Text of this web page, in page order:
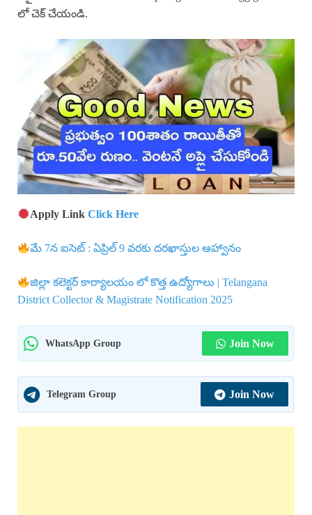
లో చెక్ చేయండి.
Apply LinkClick Here
మే 7న ఐసెట్ : ఏప్రిల్ 9 వరకు దరఖాస్తుల ఆహ్వానం
జిల్లా కలెక్టర్ కార్యాలయం లో కొత్త ఉద్యోగాలు | Telangana
District Collector & Magistrate Notification 2025
WhatsApp Group Join Now
Telegram Group Join Now